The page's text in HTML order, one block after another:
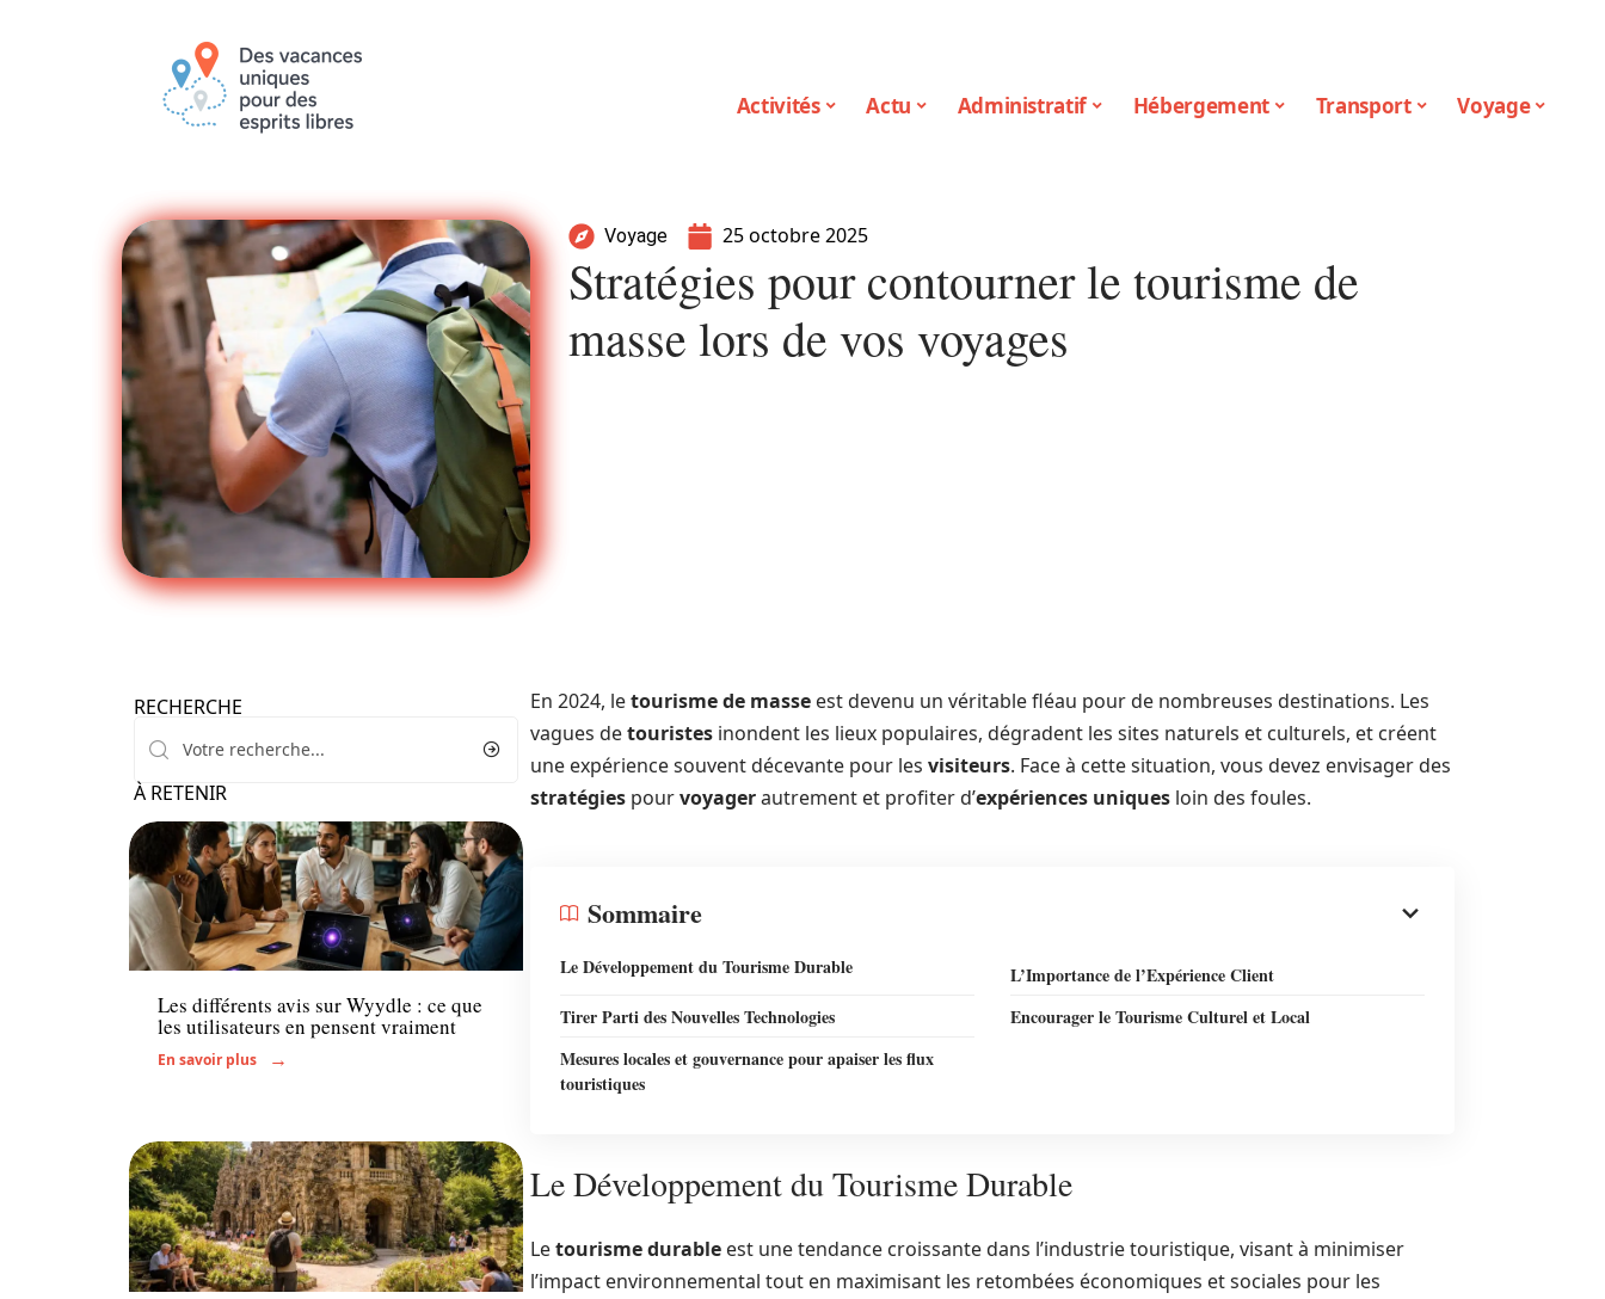
Activités Actu Administratif Hébergement Transport Voyage
Voyage 25 octobre 2025
Stratégies pour contourner le tourisme de
masse lors de vos voyages
RECHERCHE
À RETENIR
Actu
Les différents avis sur Wyydle : ce que
les utilisateurs en pensent vraiment
En savoir plus
Actu
En 2024, letourisme de masse est devenu un véritable fléau pour de nombreuses destinations. Les
vagues detouristes inondent les lieux populaires, dégradent les sites naturels et culturels, et créent
une expérience souvent décevante pour les visiteurs. Face à cette situation, vous devez envisager des
stratégies pourvoyagerautrement et profiter d’expériences uniques loin des foules.
Sommaire
Le Développement du Tourisme Durable
L’Importance de l’Expérience Client
Tirer Parti des Nouvelles Technologies
Encourager le Tourisme Culturel et Local
Mesures locales et gouvernance pour apaiser les flux
touristiques
Le Développement du Tourisme Durable
Letourisme durable est une tendance croissante dans l’industrie touristique, visant à minimiser
l’impact environnemental tout en maximisant les retombées économiques et sociales pour les